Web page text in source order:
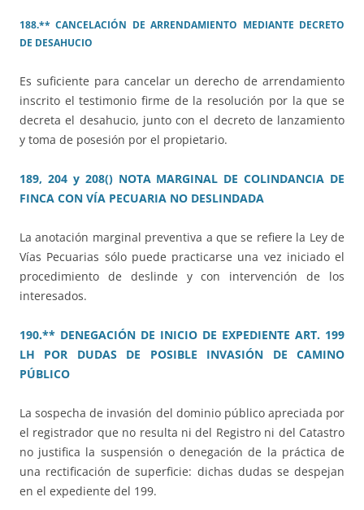
188.** CANCELACIÓN DE ARRENDAMIENTO MEDIANTE DECRETO
DE DESAHUCIO
Es suficiente para cancelar un derecho de arrendamiento
inscrito el testimonio firme de la resolución por la que se
decreta el desahucio, junto con el decreto de lanzamiento
y toma de posesión por el propietario.
189, 204 y 208() NOTA MARGINAL DE COLINDANCIA DE
FINCA CON VÍA PECUARIA NO DESLINDADA
La anotación marginal preventiva a que se refiere la Ley de
Vías Pecuarias sólo puede practicarse una vez iniciado el
procedimiento de deslinde y con intervención de los
interesados.
190.** DENEGACIÓN DE INICIO DE EXPEDIENTE ART. 199
LH POR DUDAS DE POSIBLE INVASIÓN DE CAMINO
PÚBLICO
La sospecha de invasión del dominio público apreciada por
el registrador que no resulta ni del Registro ni del Catastro
no justifica la suspensión o denegación de la práctica de
una rectificación de superficie: dichas dudas se despejan
en el expediente del 199.